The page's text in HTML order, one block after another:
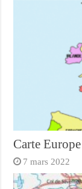
Carte Europe
7 mars 2022